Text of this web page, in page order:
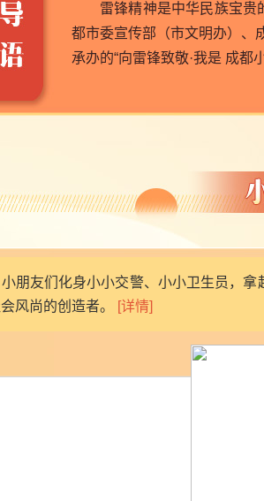
雷锋精神是中华民族宝贵
都市委宣传部（市文明办）、
承办的“向雷锋致敬·我是 成
朋友们化身小小交警、小小卫生员，
风尚的创造者。
[详情]